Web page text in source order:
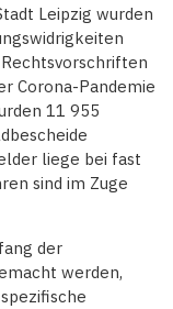
Leipzig wurden
Corona-Pandemie
11 955
liege bei fast
sind im Zuge
der
werden,